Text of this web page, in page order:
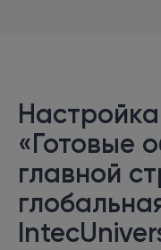
«Готовые
главной